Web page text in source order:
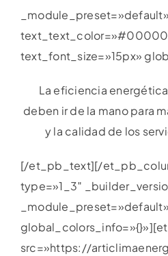
_module_preset=»default»
text_font_size=»15px»
La eficiencia
deben ir de la mano para
y la calidad de los
[/et_pb_text][/
type=»1_3″
_module_preset=»default»
src=»https://